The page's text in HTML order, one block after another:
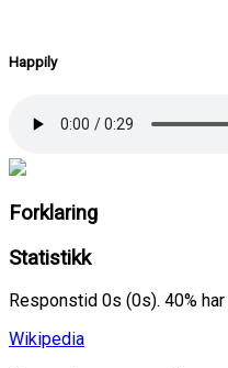
Happily
Forklaring
Statistikk
Responstid 0s (0s). 40%
Wikipedia